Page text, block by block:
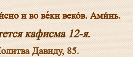
и во ве́ки веко́в. Ами́нь.
кафисма 12-я.
Давиду, 85.